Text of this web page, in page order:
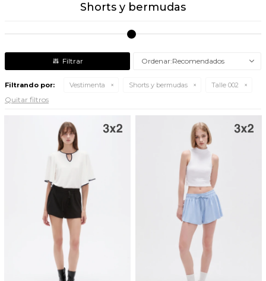
Shorts y bermudas
Recomendados
Filtrando por: Vestimenta Shorts y bermudas Talle 002
Quitar filtros